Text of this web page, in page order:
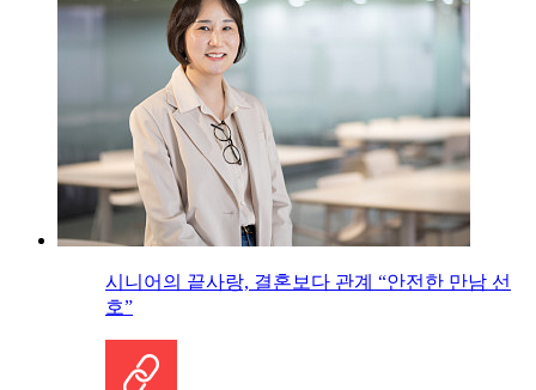
시니어의 끝사랑, 결혼보다 관계 “안전한 만남 선
호”